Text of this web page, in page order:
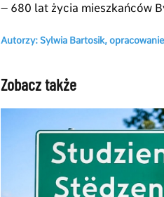
– 680 lat życia mieszkańców
Autorzy: Sylwia Bartosik,
Zobacz także